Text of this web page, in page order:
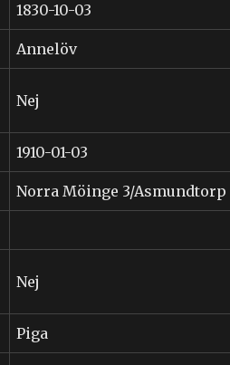
1830-10-03
Annelöv
Nej
1910-01-03
Norra Möinge 3/Asmundtorp
Nej
Piga